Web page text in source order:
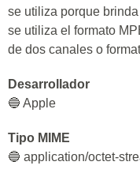
se utiliza porque
se utiliza el formato
de dos canales o
Desarrollador
🔵 Apple
Tipo MIME
🔵 application/octet-